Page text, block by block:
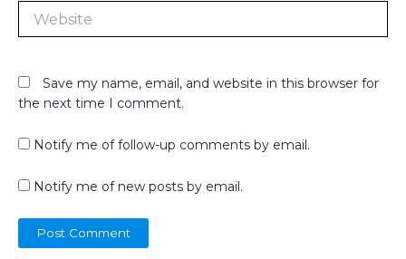
Website
Save my name, email, and website in this browser for
the next time I comment.
Notify me of follow-up comments by email.
Notify me of new posts by email.